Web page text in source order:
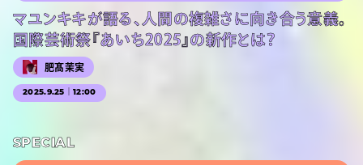
マユンキキが語る、人間の複雑さに向き合う意義。
国際芸術祭『あいち2025』の新作とは？
肥髙茉実
2025.9.25｜12:00
SPECIAL